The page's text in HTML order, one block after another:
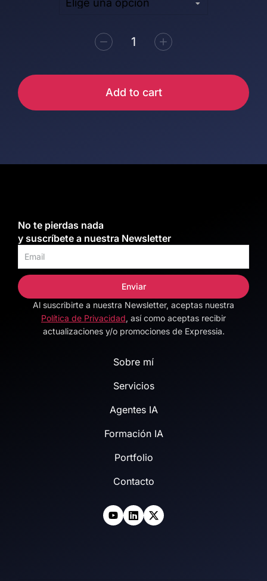
Add to cart
No te pierdas nada
y suscríbete a nuestra Newsletter
Enviar
Alternative:
Al suscribirte a nuestra Newsletter, aceptas nuestra
Política de Privacidad, así como aceptas recibir
actualizaciones y/o promociones de Expressia.
Sobre mí
Servicios
Agentes IA
Formación IA
Portfolio
Contacto